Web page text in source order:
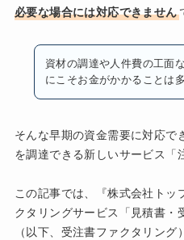
必要な場合には対応できません
資材の調達や人件費の工面
にこそお金がかかることは
そんな早期の資金需要に対応で
を調達できる新しいサービス「
この記事では、『株式会社トッ
クタリングサービス「見積書・
（以下、受注書ファクタリング